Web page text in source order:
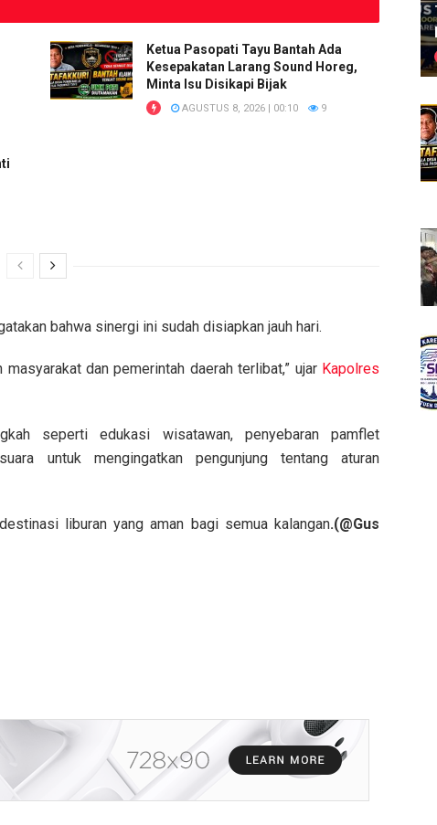
Ketua Pasopati Tayu Bantah Ada
Kesepakatan Larang Sound Horeg,
Minta Isu Disikapi Bijak
AGUSTUS 8, 2026 | 00:10 9
bahwa sinergi ini sudah disiapkan jauh hari.
dan pemerintah daerah terlibat,” ujar Kapolres
seperti edukasi wisatawan, penyebaran pamflet
untuk mengingatkan pengunjung tentang aturan
liburan yang aman bagi semua kalangan.(@Gus